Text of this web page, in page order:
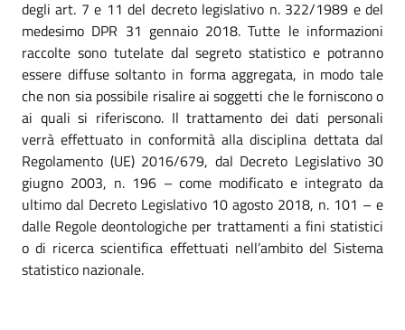
degli art. 7 e 11 del decreto legislativo n. 322/1989 e del
medesimo DPR 31 gennaio 2018. Tutte le informazioni
raccolte sono tutelate dal segreto statistico e potranno
essere diffuse soltanto in forma aggregata, in modo tale
che non sia possibile risalire ai soggetti che le forniscono o
ai quali si riferiscono. Il trattamento dei dati personali
verrà effettuato in conformità alla disciplina dettata dal
Regolamento (UE) 2016/679, dal Decreto Legislativo 30
giugno 2003, n. 196 – come modificato e integrato da
ultimo dal Decreto Legislativo 10 agosto 2018, n. 101 – e
dalle Regole deontologiche per trattamenti a fini statistici
o di ricerca scientifica effettuati nell’ambito del Sistema
statistico nazionale.